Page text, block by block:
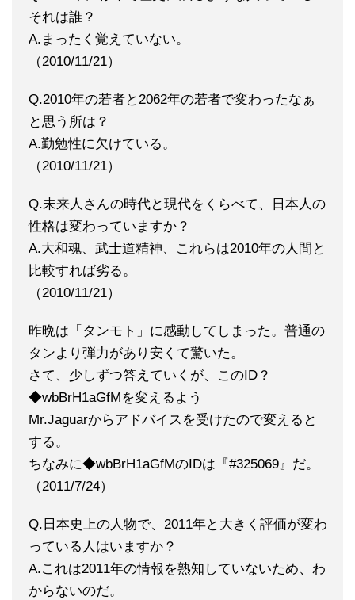
それは誰？
A.まったく覚えていない。
（2010/11/21）
Q.2010年の若者と2062年の若者で変わったなぁ
と思う所は？
A.勤勉性に欠けている。
（2010/11/21）
Q.未来人さんの時代と現代をくらべて、日本人の
性格は変わっていますか？
A.大和魂、武士道精神、これらは2010年の人間と
比較すれば劣る。
（2010/11/21）
昨晩は「タンモト」に感動してしまった。普通の
タンより弾力があり安くて驚いた。
さて、少しずつ答えていくが、このID？
◆wbBrH1aGfMを変えるよう
Mr.Jaguarからアドバイスを受けたので変えると
する。
ちなみに◆wbBrH1aGfMのIDは『#325069』だ。
（2011/7/24）
Q.日本史上の人物で、2011年と大きく評価が変わ
っている人はいますか？
A.これは2011年の情報を熟知していないため、わ
からないのだ。